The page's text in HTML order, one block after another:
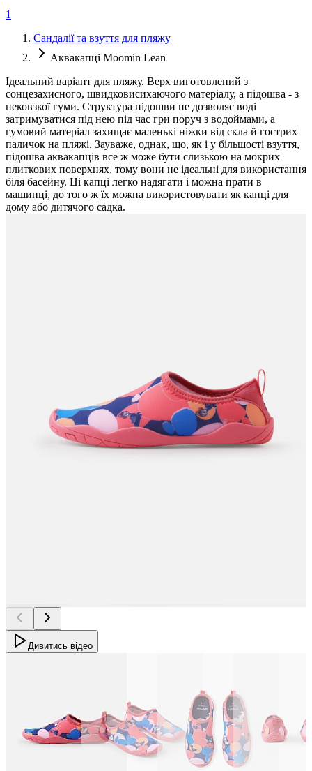
1
Сандалії та взуття для пляжу
Аквакапці Moomin Lean
Ідеальний варіант для пляжу. Верх виготовлений з
сонцезахисного, швидковисихаючого матеріалу, а підошва - з
нековзкої гуми. Структура підошви не дозволяє воді
затримуватися під нею під час гри поруч з водоймами, а
гумовий матеріал захищає маленькі ніжки від скла й гострих
паличок на пляжі. Зауваже, однак, що, як і у більшості взуття,
підошва аквакапців все ж може бути слизькою на мокрих
плиткових поверхнях, тому вони не ідеальні для використання
біля басейну. Ці капці легко надягати і можна прати в
машинці, до того ж їх можна використовувати як капці для
дому або дитячого садка.
Дивитись відео